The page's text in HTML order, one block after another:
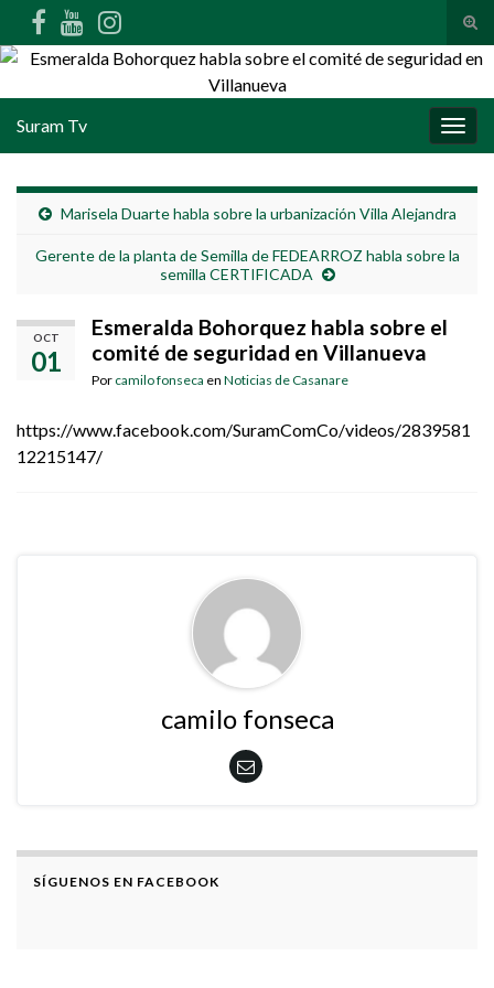
Search for:
Suram Tv
Marisela Duarte habla sobre la urbanización Villa Alejandra
Gerente de la planta de Semilla de FEDEARROZ habla sobre la
semilla CERTIFICADA
OCT
01
Esmeralda Bohorquez habla sobre el
comité de seguridad en Villanueva
Por camilo fonseca en Noticias de Casanare
https://www.facebook.com/SuramComCo/videos/2839581
12215147/
camilo fonseca
SÍGUENOS EN FACEBOOK